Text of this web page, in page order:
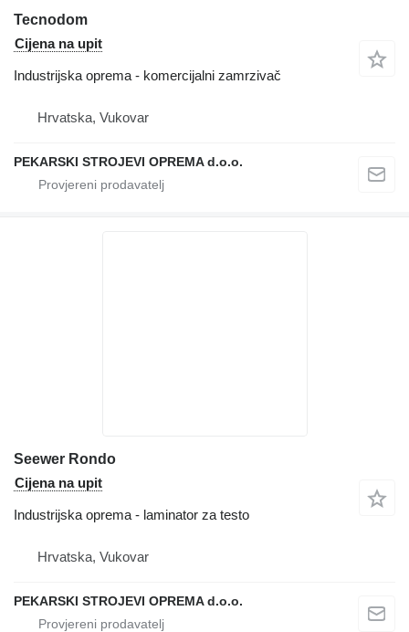
Tecnodom
Cijena na upit
Industrijska oprema - komercijalni zamrzivač
Hrvatska, Vukovar
PEKARSKI STROJEVI OPREMA d.o.o.
Seewer Rondo
Cijena na upit
Industrijska oprema - laminator za testo
Hrvatska, Vukovar
PEKARSKI STROJEVI OPREMA d.o.o.